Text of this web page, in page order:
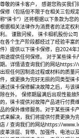
尊敬的徕卡客户， 感谢您购买我
保修（包括但不限于在相关三包规
称“徕卡”）还将根据以下条款为您
根据相关法律作为消费者的法定权
利。 谨致问候， 徕卡相机股份公
在各个生产阶段都经过了经验丰富
件）提供以下徕卡保修，自2024
用途提供任何保修。 对于某些徕
期。详情请查询我们的网站
出现任何因制造过程或材料的质量
件，或更换为完好无损的同类型徕
通过徕卡保修解决故障之后，与该
除在外。 保修期届满后出现性能故
的，徕卡提供对故障产品进行付费
品的保外维修服务。对于某些徕卡
式来解决，我们将提供付费更换为
店 / 查询我们的网站https://
皮革涂层、背带、加强件、电池以